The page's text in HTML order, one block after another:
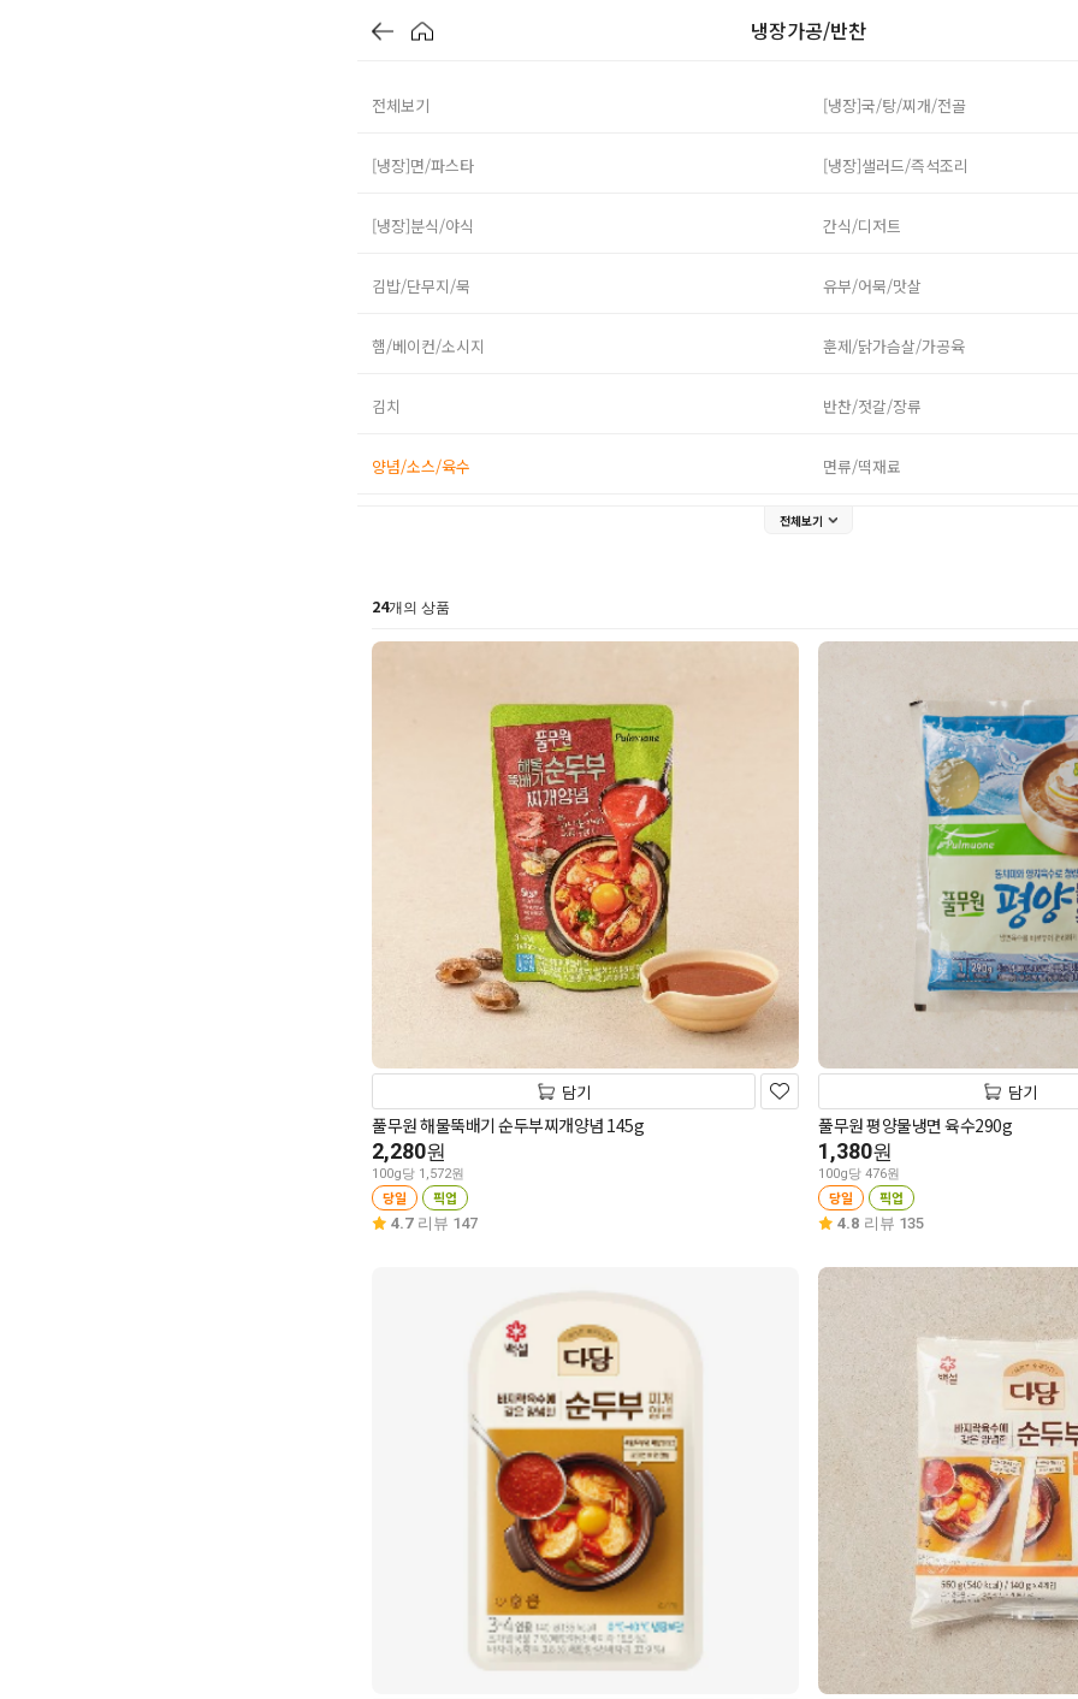
냉장가공/반찬
전체보기 [냉장]국/탕/찌개/전골
[냉장]면/파스타 [냉장]샐러드/즉석조리
[냉장]분식/야식 간식/디저트
김밥/단무지/묵 유부/어묵/맛살
햄/베이컨/소시지 훈제/닭가슴살/가공육
김치 반찬/젓갈/장류
양념/소스/육수 면류/떡재료
전체보기
24개의 상품
담기
풀무원 해물뚝배기 순두부찌개양념 145g
2,280원
100g당 1,572원
당일 픽업
4.7 리뷰 147
담기
풀무원 평양물냉면 육수290g
1,380원
100g당 476원
당일 픽업
4.8 리뷰 135